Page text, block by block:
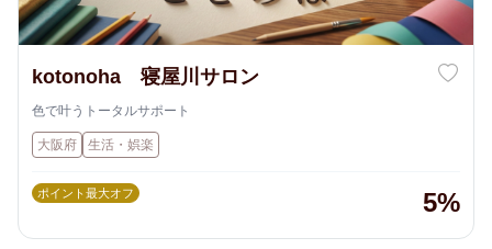
kotonoha 寝屋川サロン
色で叶うトータルサポート
大阪府 生活・娯楽
ポイント最大オフ 5%